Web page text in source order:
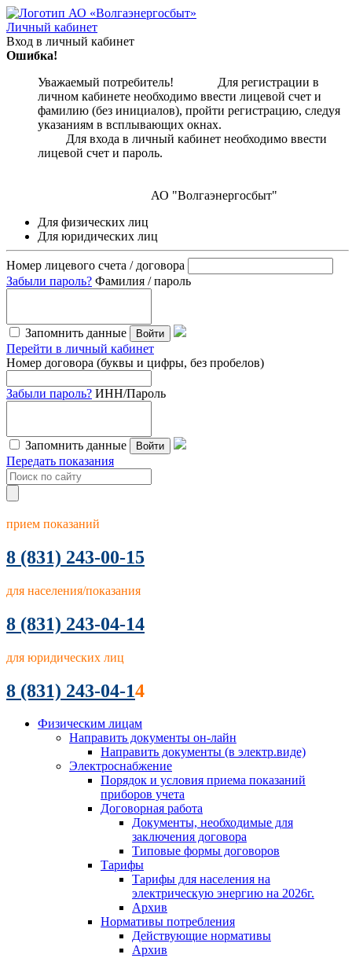
Личный кабинет
Вход в личный кабинет
Ошибка!
Уважаемый потребитель! Для регистрации в
личном кабинете необходимо ввести лицевой счет и
фамилию (без инициалов), пройти регистрацию, следуя
указаниям в всплывающих окнах.
Для входа в личный кабинет необходимо ввести
лицевой счет и пароль.
АО "Волгаэнергосбыт"
Для физических лиц
Для юридических лиц
Номер лицевого счета / договора
Забыли пароль? Фамилия / пароль
Запомнить данные Войти
Перейти в личный кабинет
Номер договора (буквы и цифры, без пробелов)
Забыли пароль? ИНН/Пароль
Запомнить данные Войти
Передать показания
прием показаний
8 (831) 243-00-15
для населения/показания
8 (831) 243-04-14
для юридических лиц
8 (831) 243-04-14
Физическим лицам
Направить документы он-лайн
Направить документы (в электр.виде)
Электроснабжение
Порядок и условия приема показаний
приборов учета
Договорная работа
Документы, необходимые для
заключения договора
Типовые формы договоров
Тарифы
Тарифы для населения на
электрическую энергию на 2026г.
Архив
Нормативы потребления
Действующие нормативы
Архив